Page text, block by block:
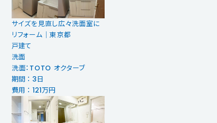
サイズを見直し広々洗面室に
リフォーム｜東京都
戸建て
洗面
洗面：TOTO オクターブ
期間 ： 3日
費用 ： 121万円